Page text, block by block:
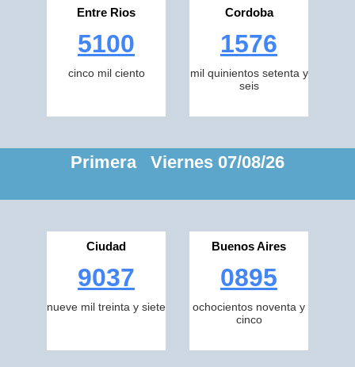
Entre Rios
5100
cinco mil ciento
Cordoba
1576
mil quinientos setenta y
seis
Primera Viernes 07/08/26
Ciudad
9037
nueve mil treinta y siete
Buenos Aires
0895
ochocientos noventa y
cinco